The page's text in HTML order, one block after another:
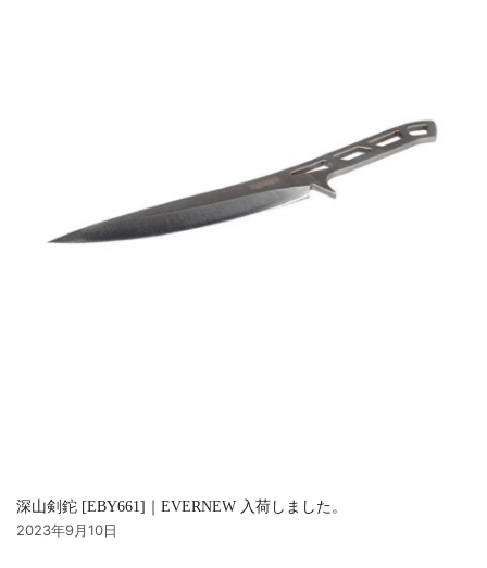
深山剣鉈 [EBY661]｜EVERNEW 入荷しました。
2023年9月10日